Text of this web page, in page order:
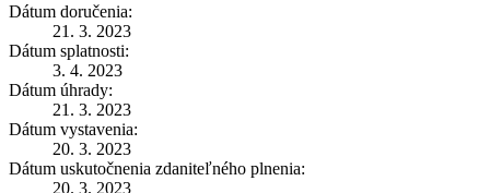
Dátum doručenia:
21. 3. 2023
Dátum splatnosti:
3. 4. 2023
Dátum úhrady:
21. 3. 2023
Dátum vystavenia:
20. 3. 2023
Dátum uskutočnenia zdaniteľného plnenia:
20. 3. 2023